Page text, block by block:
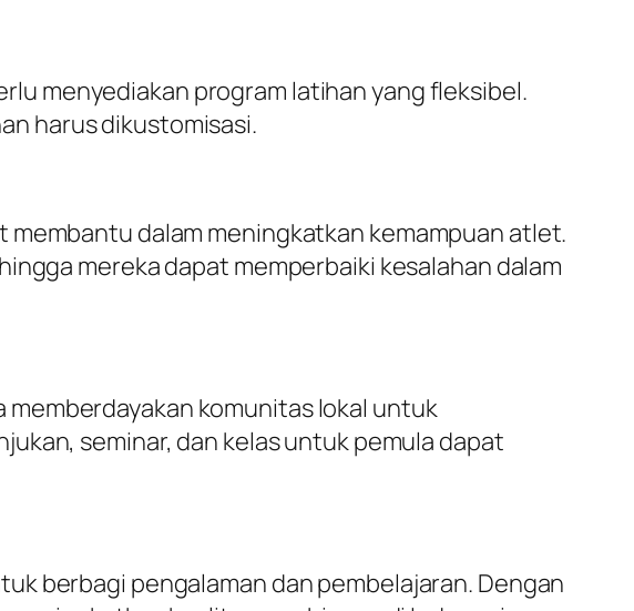
menyediakan program latihan yang fleksibel.
harus dikustomisasi.
dalam meningkatkan kemampuan atlet.
mereka dapat memperbaiki kesalahan dalam
komunitas lokal untuk
seminar, dan kelas untuk pemula dapat
berbagi pengalaman dan pembelajaran. Dengan